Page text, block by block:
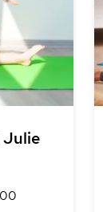
Julie